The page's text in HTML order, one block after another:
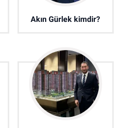
Akın Gürlek kimdir?